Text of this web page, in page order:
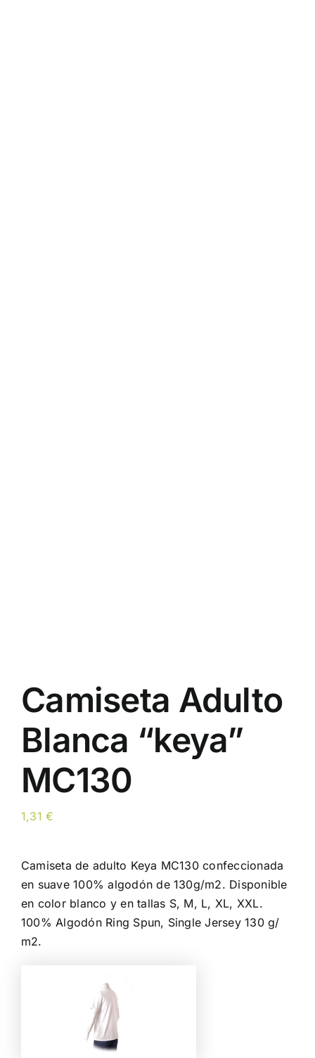
Camiseta Adulto
Blanca “keya”
MC130
1,31€
Camiseta de adulto Keya MC130 confeccionada
en suave 100% algodón de 130g/m2. Disponible
en color blanco y en tallas S, M, L, XL, XXL.
100% Algodón Ring Spun, Single Jersey 130 g/
m2.